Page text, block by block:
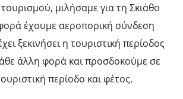
μιλήσαμε για τη Σκιάθο
έχουμε αεροπορική σύνδεση
ξεκινήσει η τουριστική περίοδος
άλλη φορά και προσδοκούμε σε
περίοδο και φέτος.